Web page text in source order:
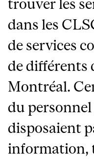
trouver les
dans les
de services
de différents
Montréal.
du
disposaient
information,